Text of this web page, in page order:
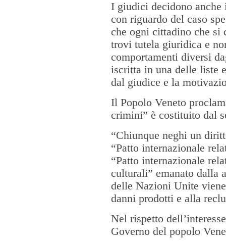
I giudici decidono anche
con riguardo del caso
che ogni cittadino che si
trovi tutela giuridica e
comportamenti diversi
iscritta in una delle liste
dal giudice e la
Il Popolo Veneto
crimini” è costituito dal
“Chiunque neghi un
“Patto internazionale
“Patto internazionale
culturali” emanato dalla
delle Nazioni Unite
danni prodotti e alla
Nel rispetto
Governo del popolo